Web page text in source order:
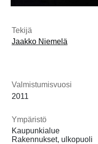
Tekijä
Jaakko Niemelä
Valmistumisvuosi
2011
Ympäristö
Kaupunkialue
Rakennukset, ulkopuoli